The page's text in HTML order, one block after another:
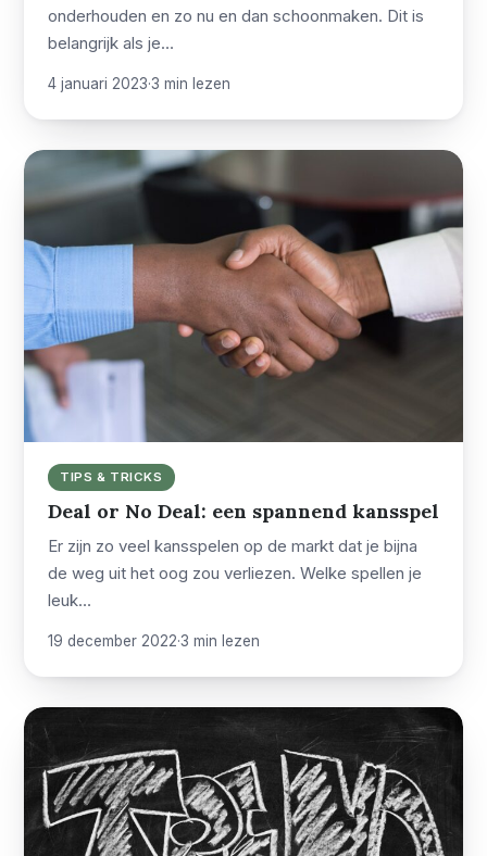
onderhouden en zo nu en dan schoonmaken. Dit is
belangrijk als je…
4 januari 2023·3 min lezen
TIPS & TRICKS
Deal or No Deal: een spannend kansspel
Er zijn zo veel kansspelen op de markt dat je bijna
de weg uit het oog zou verliezen. Welke spellen je
leuk…
19 december 2022·3 min lezen